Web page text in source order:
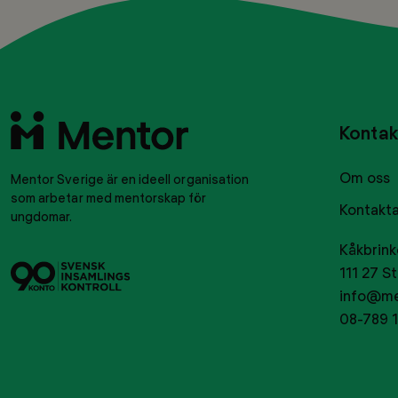
startsidan
Mentor Sverige är en ideell organisation
som arbetar med mentorskap för
ungdomar.
Svensk
insamlingskontroll
Om oss
111 27
08-789